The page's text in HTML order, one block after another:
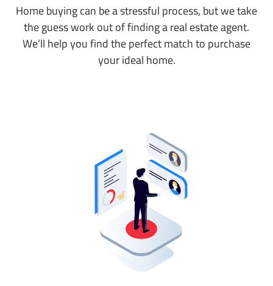
Home buying can be a stressful process, but we take
the guess work out of finding a real estate agent.
We’ll help you find the perfect match to purchase
your ideal home.